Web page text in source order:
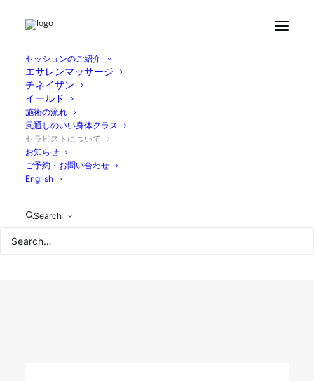
セッションのご紹介
エサレンマッサージ
チネイザン
イールド
施術の流れ
風通しのいい身体クラス
セラピストについて
お知らせ
ご予約・お問い合わせ
English
Search